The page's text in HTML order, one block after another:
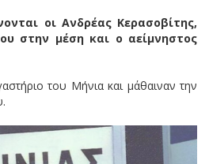
οι Ανδρέας Κερασοβίτης,
στην μέση και ο αείμνηστος
του Μήνια και μάθαιναν την